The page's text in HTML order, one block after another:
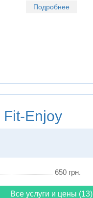
Подробнее
Fit-Enjoy
650 грн.
Все услуги и цены (13)